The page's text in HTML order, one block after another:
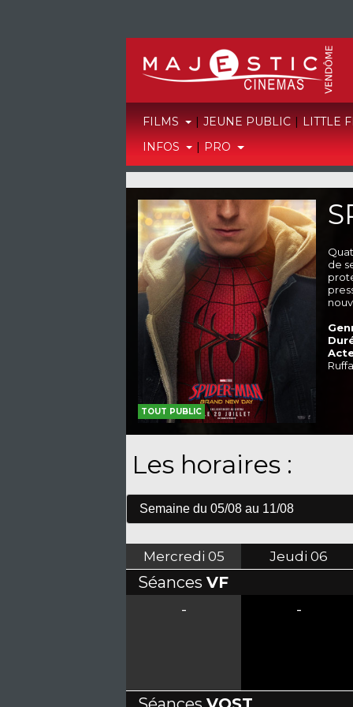
FILMS | JEUNE PUBLIC | LITTLE
INFOS
| PRO
TOUT PUBLIC
de
Les horaires :
Mercredi 05 Jeudi 06
Séances VF
-
-